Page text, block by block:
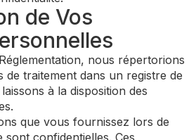
de Vos
nous répertorions
de traitement dans un registre de
à la disposition des
que vous fournissez lors de
sont confidentielles. Ces